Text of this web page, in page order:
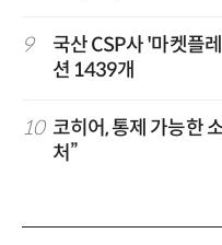
9
국산 CSP사 '마켓플
션 1439개
10 코히어, 통제 가능한
처”